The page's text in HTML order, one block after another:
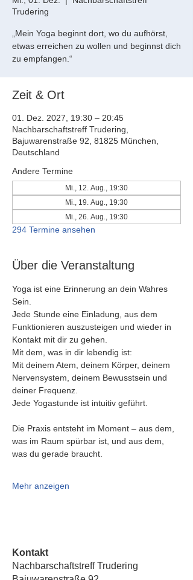
Trudering
„Mein Yoga beginnt dort, wo du aufhörst,
etwas erreichen zu wollen und beginnst dich
zu empfangen.“
Zeit & Ort
01. Dez. 2027, 19:30 – 20:45
Nachbarschaftstreff Trudering,
Bajuwarenstraße 92, 81825 München,
Deutschland
Andere Termine
Mi., 12. Aug., 19:30
Mi., 19. Aug., 19:30
Mi., 26. Aug., 19:30
294 Termine ansehen
Über die Veranstaltung
Yoga ist eine Erinnerung an dein Wahres
Sein.
Jede Stunde eine Einladung, aus dem
Funktionieren auszusteigen und wieder in
Kontakt mit dir zu gehen.
Mit dem, was in dir lebendig ist:
Mit deinem Atem, deinem Körper, deinem
Nervensystem, deinem Bewusstsein und
deiner Frequenz.
Jede Yogastunde ist intuitiv geführt.
Die Praxis entsteht im Moment – aus dem,
was im Raum spürbar ist, und aus dem,
was du gerade braucht.
Mehr anzeigen
Kontakt
Nachbarschaftstreff Trudering